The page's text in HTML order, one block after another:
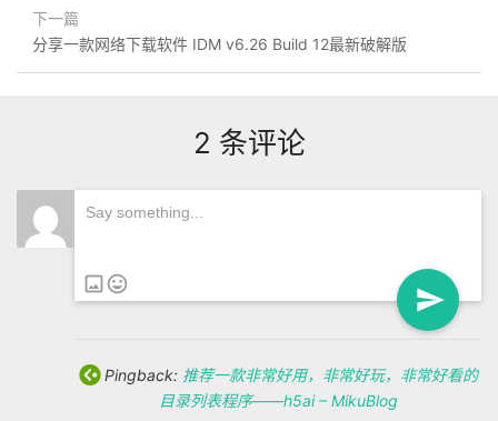
下一篇
分享一款网络下载软件 IDM v6.26 Build 12最新破解版
2 条评论

Pingback: 推荐一款非常好用，非常好玩，非常好看的
目录列表程序——h5ai – MikuBlog